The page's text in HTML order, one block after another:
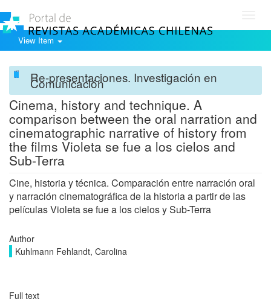
View Item
Re-presentaciones. Investigación en
Comunicación
Cinema, history and technique. A
comparison between the oral narration and
cinematographic narrative of history from
the films Violeta se fue a los cielos and
Sub-Terra
Cine, historia y técnica. Comparación entre narración oral
y narración cinematográfica de la historia a partir de las
películas Violeta se fue a los cielos y Sub-Terra
Author
Kuhlmann Fehlandt, Carolina
Full text